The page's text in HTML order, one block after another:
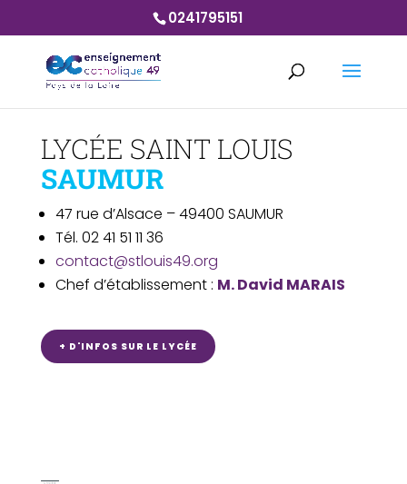
0241795151
LYCÉE SAINT LOUIS
SAUMUR
47 rue d’Alsace – 49400 SAUMUR
Tél. 02 41 51 11 36
contact@stlouis49.org
Chef d’établissement : M. David MARAIS
+ D'INFOS SUR LE LYCÉE